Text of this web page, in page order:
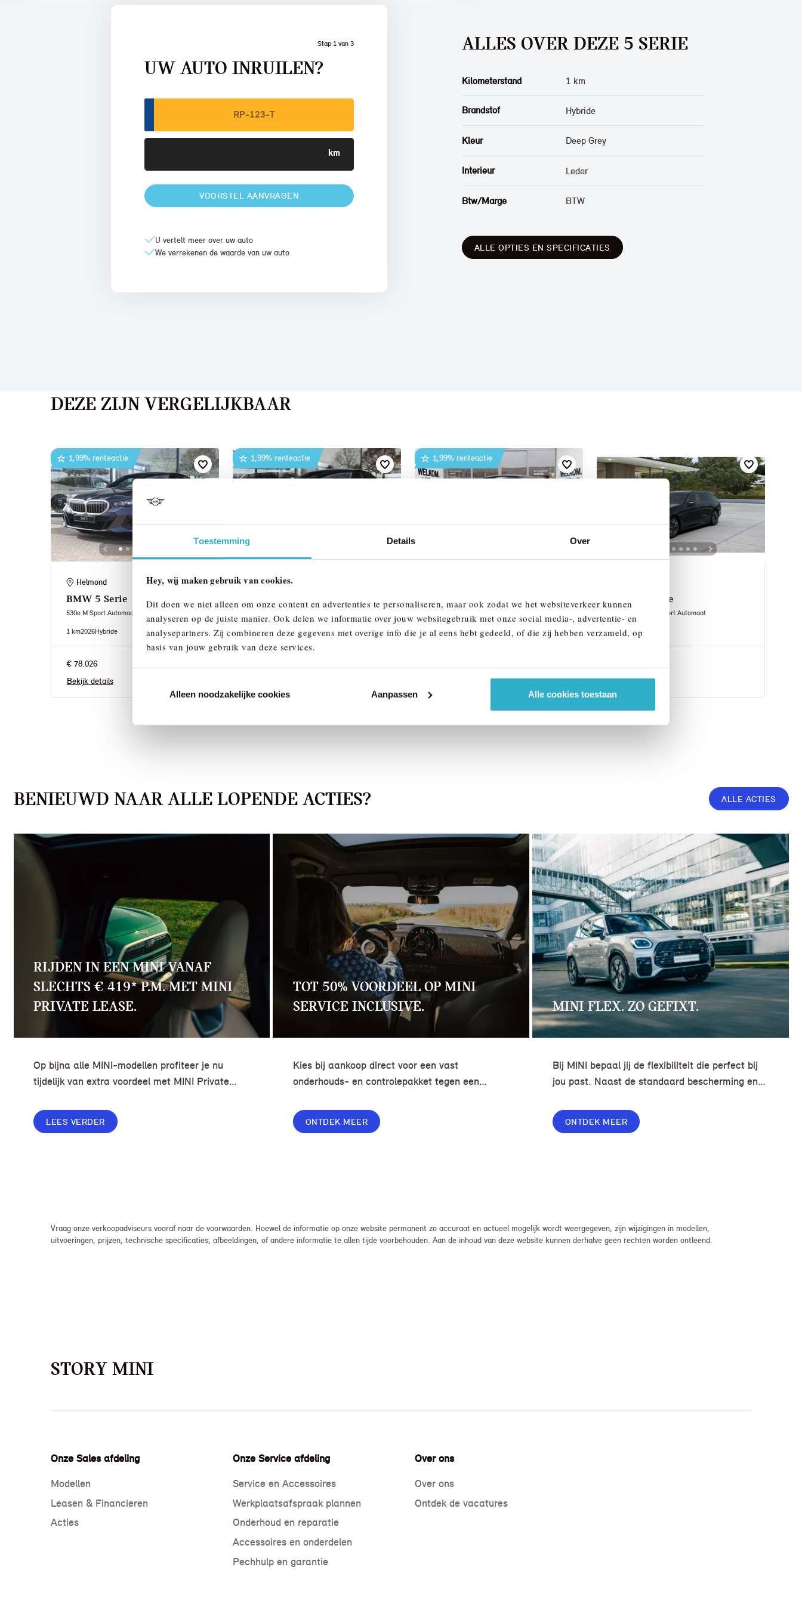
Toestemming Details Over
Hey, wij maken gebruik van cookies.
Dit doen we niet alleen om onze content en advertenties te personaliseren, maar ook zodat we het websiteverkeer kunnen
analyseren op de juiste manier. Ook delen we informatie over jouw websitegebruik met onze social media-, advertentie- en
analysepartners. Zij combineren deze gegevens met overige info die je al eens hebt gedeeld, of die zij hebben verzameld, op
basis van jouw gebruik van deze services.
Alleen noodzakelijke cookies Aanpassen Alle cookies toestaan
Stap 1 van 3
UW AUTO INRUILEN?
VOORSTEL AANVRAGEN
U vertelt meer over uw auto
We verrekenen de waarde van uw auto
ALLES OVER DEZE 5 SERIE
Kilometerstand 1 km
Brandstof Hybride
Kleur Deep Grey
Interieur Leder
Btw/Marge BTW
ALLE OPTIES EN SPECIFICATIES
DEZE ZIJN VERGELIJKBAAR
1,99% renteactie
Helmond
BMW 5 Serie
530e M Sport Automaat
1 km2026Hybride
€ 78.026
Bekijk details
1,99% renteactie
Helmond
5 Serie
1 km2026 Hybride
1,99% renteactie
5 Serie
1 km2026 Hybride
5 Serie
Touring 530e M Sport Automaat
1 km2026Hybride
Bekijk details
BENIEUWD NAAR ALLE LOPENDE ACTIES? ALLE ACTIES
RIJDEN IN EEN MINI VANAF
SLECHTS € 419* P.M. MET MINI
PRIVATE LEASE.
Op bijna alle MINI-modellen profiteer je nu
tijdelijk van extra voordeel met MINI Private
maand, in plaats van € 449. Afhankelijk van de
uitvoering kan jouw voordeel nog verder
LEES VERDER
TOT 50% VOORDEEL OP MINI
SERVICE INCLUSIVE.
Kies bij aankoop direct voor een vast
onderhouds- en controlepakket tegen een
onverwachte kosten kunt rijden.
ONTDEK MEER
MINI FLEX. ZO GEFIXT.
Bij MINI bepaal jij de flexibiliteit die perfect bij
jou past. Naast de standaard bescherming en
lease nog meer flexibiliteit met Switch of Flex
Premium.
ONTDEK MEER
Vraag onze verkoopadviseurs vooraf naar de voorwaarden. Hoewel de informatie op onze website permanent zo accuraat en actueel mogelijk wordt weergegeven, zijn wijzigingen in modellen,
uitvoeringen, prijzen, technische specificaties, afbeeldingen, of andere informatie te allen tijde voorbehouden. Aan de inhoud van deze website kunnen derhalve geen rechten worden ontleend.
STORY MINI
Onze Sales afdeling
Modellen
Leasen & Financieren
Acties
Onze Service afdeling
Service en Accessoires
Werkplaatsafspraak plannen
Onderhoud en reparatie
Accessoires en onderdelen
Pechhulp en garantie
Over ons
Over ons
Ontdek de vacatures